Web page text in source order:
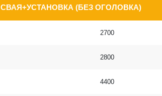
СВАЯ+УСТАНОВКА (БЕЗ ОГОЛОВКА)
2700
2800
4400